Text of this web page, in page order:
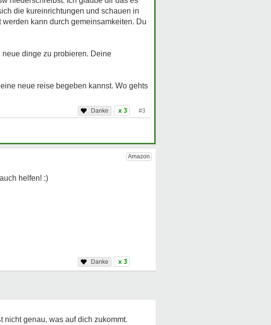
die kureinrichtungen und schauen in
kann durch gemeinsamkeiten. Du
dinge zu probieren. Deine
neue reise begeben kannst. Wo gehts
x 3 #3
x 3
nicht genau, was auf dich zukommt.